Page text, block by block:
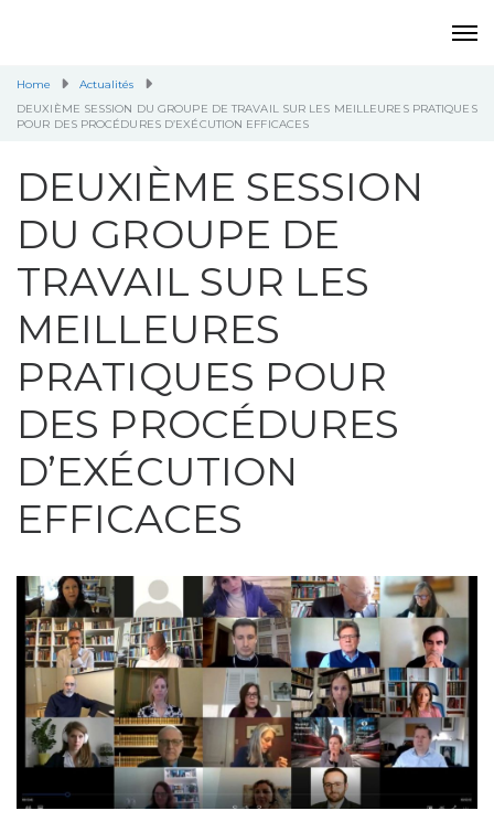
Home
Actualités
DEUXIÈME SESSION DU GROUPE DE TRAVAIL SUR LES MEILLEURES PRATIQUES
POUR DES PROCÉDURES D’EXÉCUTION EFFICACES
DEUXIÈME SESSION
DU GROUPE DE
TRAVAIL SUR LES
MEILLEURES
PRATIQUES POUR
DES PROCÉDURES
D’EXÉCUTION
EFFICACES